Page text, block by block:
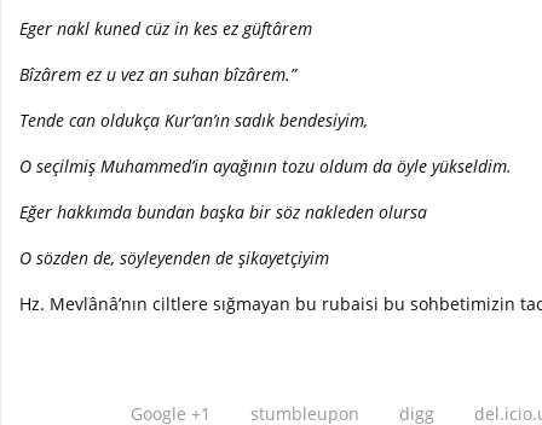
Eger nakl kuned cüz in kes ez güftârem
Bîzârem ez u vez an suhan bîzârem.”
Tende can oldukça Kur’an’ın sadık bendesiyim,
O seçilmiş Muhammed’in ayağının tozu oldum da öyle yükseldim.
Eğer hakkımda bundan başka bir söz nakleden olursa
O sözden de, söyleyenden de şikayetçiyim
Hz. Mevlânâ’nın ciltlere sığmayan bu rubaisi bu sohbetimizin
digg
stumbleupon
Google +1